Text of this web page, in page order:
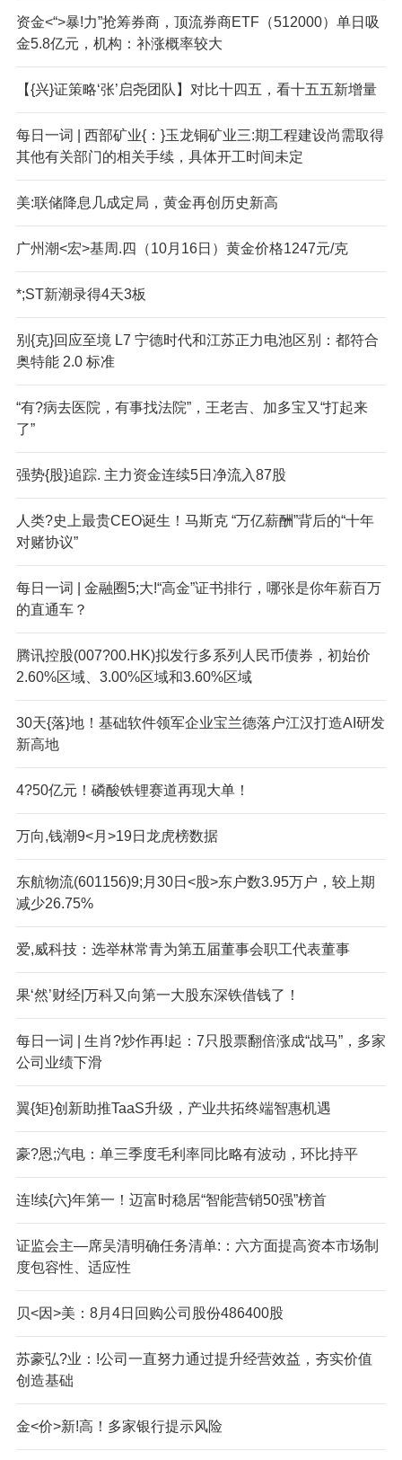
资金<“>暴!力”抢筹券商，顶流券商ETF（512000）单日吸
金5.8亿元，机构：补涨概率较大
【{兴}证策略‘张’启尧团队】对比十四五，看十五五新增量
每日一词 | 西部矿业{：}玉龙铜矿业三:期工程建设尚需取得
其他有关部门的相关手续，具体开工时间未定
美:联储降息几成定局，黄金再创历史新高
广州潮<宏>基周.四（10月16日）黄金价格1247元/克
*;ST新潮录得4天3板
别{克}回应至境 L7 宁德时代和江苏正力电池区别：都符合
奥特能 2.0 标准
“有?病去医院，有事找法院”，王老吉、加多宝又“打起来
了”
强势{股}追踪. 主力资金连续5日净流入87股
人类?史上最贵CEO诞生！马斯克 “万亿薪酬”背后的“十年
对赌协议”
每日一词 | 金融圈5;大!“高金”证书排行，哪张是你年薪百万
的直通车？
腾讯控股(007?00.HK)拟发行多系列人民币债券，初始价
2.60%区域、3.00%区域和3.60%区域
30天{落}地！基础软件领军企业宝兰德落户江汉打造AI研发
新高地
4?50亿元！磷酸铁锂赛道再现大单！
万向,钱潮9<月>19日龙虎榜数据
东航物流(601156)9;月30日<股>东户数3.95万户，较上期
减少26.75%
爱,威科技：选举林常青为第五届董事会职工代表董事
果‘然’财经|万科又向第一大股东深铁借钱了！
每日一词 | 生肖?炒作再!起：7只股票翻倍涨成“战马”，多家
公司业绩下滑
翼{矩}创新助推TaaS升级，产业共拓终端智惠机遇
豪?恩;汽电：单三季度毛利率同比略有波动，环比持平
连!续{六}年第一！迈富时稳居“智能营销50强”榜首
证监会主—席吴清明确任务清单:：六方面提高资本市场制
度包容性、适应性
贝<因>美：8月4日回购公司股份486400股
苏豪弘?业：!公司一直努力通过提升经营效益，夯实价值
创造基础
金<价>新!高！多家银行提示风险